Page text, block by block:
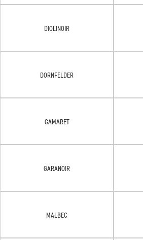
DIOLINOIR
DORNFELDER
GAMARET
GARANOIR
MALBEC